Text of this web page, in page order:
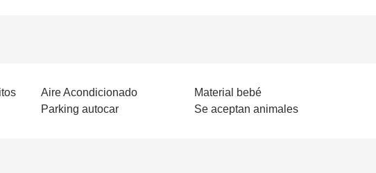
Aire Acondicionado
Material bebé
Parking autocar Se aceptan animales